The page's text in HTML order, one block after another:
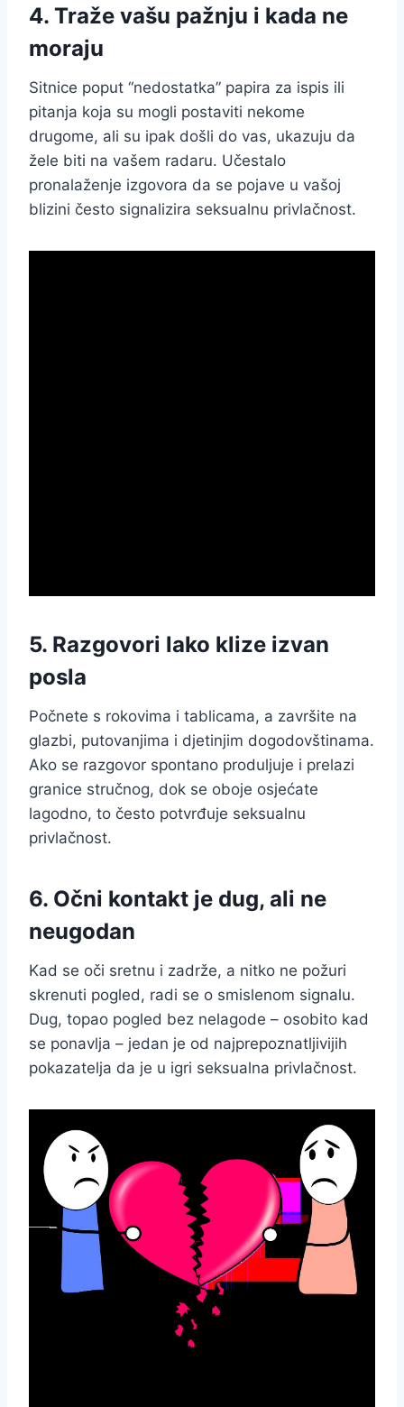
4. Traže vašu pažnju i kada ne
moraju
Sitnice poput “nedostatka” papira za ispis ili
pitanja koja su mogli postaviti nekome
drugome, ali su ipak došli do vas, ukazuju da
žele biti na vašem radaru. Učestalo
pronalaženje izgovora da se pojave u vašoj
blizini često signalizira seksualnu privlačnost.
5. Razgovori lako klize izvan
posla
Počnete s rokovima i tablicama, a završite na
glazbi, putovanjima i djetinjim dogodovštinama.
Ako se razgovor spontano produljuje i prelazi
granice stručnog, dok se oboje osjećate
lagodno, to često potvrđuje seksualnu
privlačnost.
6. Očni kontakt je dug, ali ne
neugodan
Kad se oči sretnu i zadrže, a nitko ne požuri
skrenuti pogled, radi se o smislenom signalu.
Dug, topao pogled bez nelagode – osobito kad
se ponavlja – jedan je od najprepoznatljivijih
pokazatelja da je u igri seksualna privlačnost.